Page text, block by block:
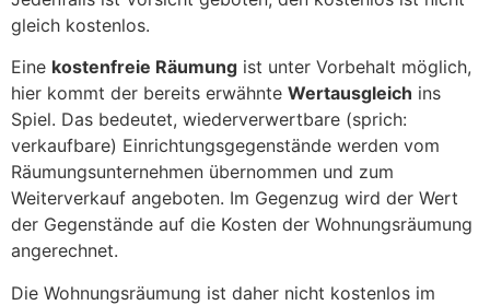
gleich kostenlos.
Eine kostenfreie Räumung ist unter Vorbehalt möglich,
hier kommt der bereits erwähnte Wertausgleich ins
Spiel. Das bedeutet, wiederverwertbare (sprich:
verkaufbare) Einrichtungsgegenstände werden vom
Räumungsunternehmen übernommen und zum
Weiterverkauf angeboten. Im Gegenzug wird der Wert
der Gegenstände auf die Kosten der Wohnungsräumung
angerechnet.
Die Wohnungsräumung ist daher nicht kostenlos im